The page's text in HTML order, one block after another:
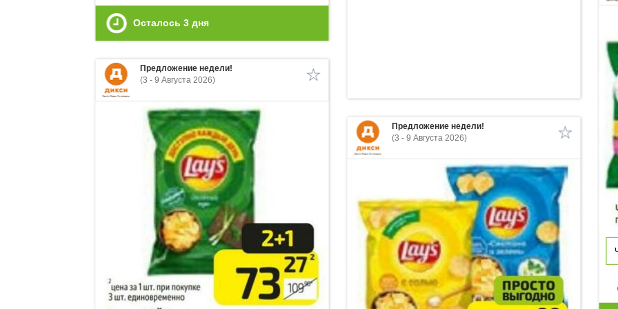
Осталось 3 дня
Предложение недели!
(3 - 9 Августа 2026)
Предложение недели!
(3 - 9 Августа 2026)